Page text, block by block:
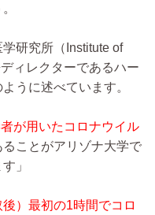
研究所（Institute of
ィレクターであるハー
うに述べています。
が用いたコロナウイル
ことがアリゾナ大学で
」
後）最初の1時間でコロ